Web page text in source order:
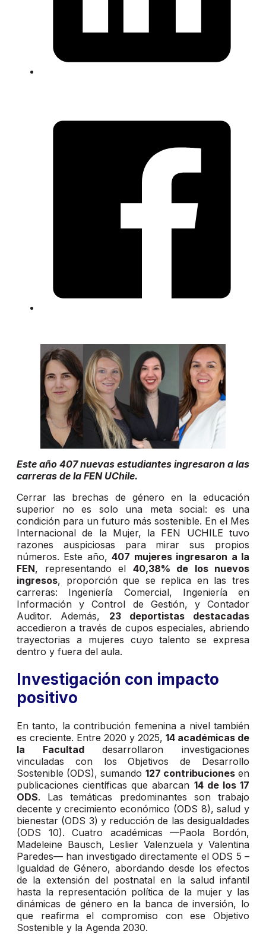
Este año 407 nuevas estudiantes ingresaron a las
carreras de la FEN UChile.
Cerrar las brechas de género en la educación
superior no es solo una meta social: es una
condición para un futuro más sostenible. En el Mes
Internacional de la Mujer, la FEN UCHILE tuvo
razones auspiciosas para mirar sus propios
números. Este año,407 mujeres ingresaron a la
FEN, representando el 40,38% de los nuevos
ingresos, proporción que se replica en las tres
carreras: Ingeniería Comercial, Ingeniería en
Información y Control de Gestión, y Contador
Auditor. Además, 23 deportistas destacadas
accedieron a través de cupos especiales, abriendo
trayectorias a mujeres cuyo talento se expresa
dentro y fuera del aula.
Investigación con impacto
positivo
En tanto, la contribución femenina a nivel también
es creciente. Entre 2020 y 2025, 14 académicas de
la Facultaddesarrollaron investigaciones
vinculadas con los Objetivos de Desarrollo
Sostenible (ODS), sumando 127 contribucionesen
publicaciones científicas que abarcan 14 de los 17
ODS. Las temáticas predominantes son trabajo
decente y crecimiento económico (ODS 8), salud y
bienestar (ODS 3) y reducción de las desigualdades
(ODS 10). Cuatro académicas —Paola Bordón,
Madeleine Bausch, Leslier Valenzuela y Valentina
Paredes— han investigado directamente el ODS 5 –
Igualdad de Género, abordando desde los efectos
de la extensión del postnatal en la salud infantil
hasta la representación política de la mujer y las
dinámicas de género en la banca de inversión, lo
que reafirma el compromiso con ese Objetivo
Sostenible y la Agenda 2030.